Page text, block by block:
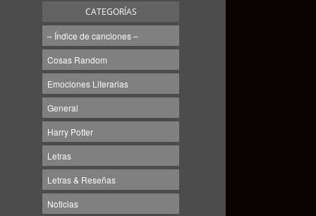
CATEGORÍAS
– Índice de canciones –
Cosas Random
Emociones Literarias
General
Harry Potter
Letras
Letras & Reseñas
Noticias